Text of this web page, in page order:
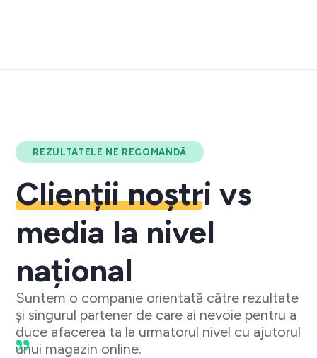
REZULTATELE NE RECOMANDĂ
Clienții noștri vs
media la nivel
național
Suntem o companie orientată către rezultate
și singurul partener de care ai nevoie pentru a
duce afacerea ta la urmatorul nivel cu ajutorul
unui magazin online.